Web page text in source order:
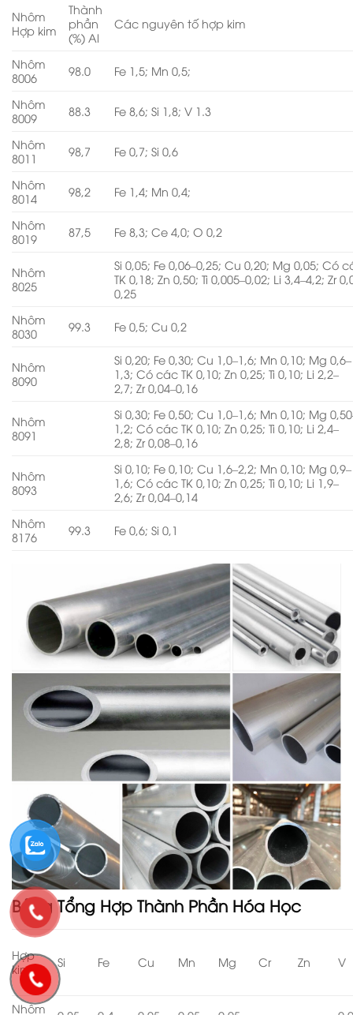
Nhôm
Hợp kim
Thành
phần
(%) Al
Các nguyên tố hợp kim
Nhôm
8006
98.0 Fe 1,5; Mn 0,5;
Nhôm
8009
88.3 Fe 8,6; Si 1,8; V 1.3
Nhôm
8011
98,7 Fe 0,7; Si 0,6
Nhôm
8014
98,2 Fe 1,4; Mn 0,4;
Nhôm
8019
87,5 Fe 8,3; Ce 4,0; O 0,2
Nhôm
8025
Si 0,05; Fe 0,06–0,25; Cu 0,20; Mg 0,05; Có
TK 0,18; Zn 0,50; Ti 0,005–0,02; Li 3,4–4,2; Zr
0,25
Nhôm
8030
99.3 Fe 0,5; Cu 0,2
Nhôm
8090
Si 0,20; Fe 0,30; Cu 1,0–1,6; Mn 0,10; Mg 0,6–
1,3; Có các TK 0,10; Zn 0,25; Ti 0,10; Li 2,2–
2,7; Zr 0,04–0,16
Nhôm
8091
Si 0,30; Fe 0,50; Cu 1,0–1,6; Mn 0,10; Mg
1,2; Có các TK 0,10; Zn 0,25; Ti 0,10; Li 2,4–
2,8; Zr 0,08–0,16
Nhôm
8093
Si 0,10; Fe 0,10; Cu 1,6–2,2; Mn 0,10; Mg 0,9–
1,6; Có các TK 0,10; Zn 0,25; Ti 0,10; Li 1,9–
2,6; Zr 0,04–0,14
Nhôm
8176
99.3 Fe 0,6; Si 0,1
Bảng Tổng Hợp Thành Phần Hóa Học
Hợp
kim
Si Fe Cu Mn Mg Cr Zn V
Nhôm